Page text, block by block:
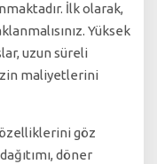
İlk olarak,
Yüksek
uzun süreli
maliyetlerini
özelliklerini göz
döner